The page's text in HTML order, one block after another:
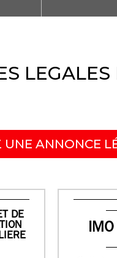
LEGALES
UNE ANNONCE
DE
IMO